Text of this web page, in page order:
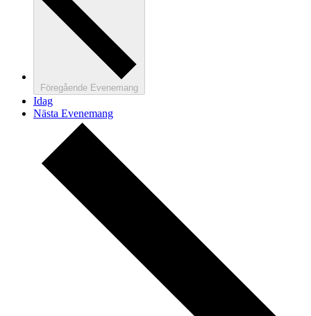
Föregående Evenemang
Idag
Nästa Evenemang